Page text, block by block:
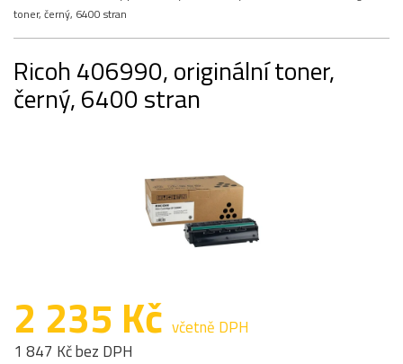
toner, černý, 6400 stran
Ricoh 406990, originální toner,
černý, 6400 stran
2 235 Kč včetně DPH
1 847 Kč bez DPH